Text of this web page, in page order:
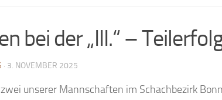
bei der „III.“ –
· 3. NOVEMBER 2025
unserer Mannschaften im Schachbezirk